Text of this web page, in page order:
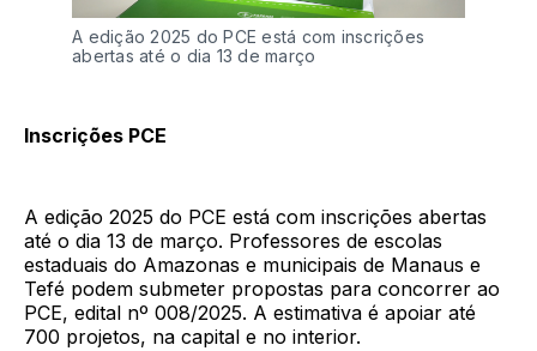
A edição 2025 do PCE está com inscrições
abertas até o dia 13 de março
Inscrições PCE
A edição 2025 do PCE está com inscrições abertas
até o dia 13 de março. Professores de escolas
estaduais do Amazonas e municipais de Manaus e
Tefé podem submeter propostas para concorrer ao
PCE, edital nº 008/2025. A estimativa é apoiar até
700 projetos, na capital e no interior.